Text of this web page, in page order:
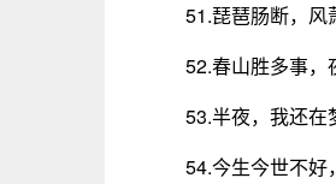
51.琵琶肠断，
52.春山胜多事
53.半夜，我还
54.今生今世不